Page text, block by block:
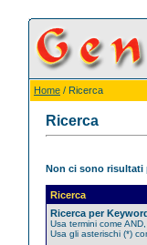
Home / Ricerca
Ricerca
Non ci sono risultati
Ricerca
Ricerca per
Usa termini come
Usa gli asterischi (*)